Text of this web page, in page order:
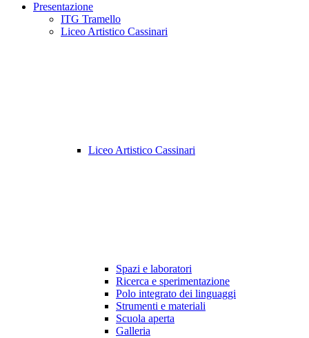
Presentazione
ITG Tramello
Liceo Artistico Cassinari
Liceo Artistico Cassinari
Spazi e laboratori
Ricerca e sperimentazione
Polo integrato dei linguaggi
Strumenti e materiali
Scuola aperta
Galleria